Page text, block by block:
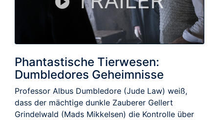
Phantastische Tierwesen:
Dumbledores Geheimnisse
Professor Albus Dumbledore (Jude Law) weiß,
dass der mächtige dunkle Zauberer Gellert
Grindelwald (Mads Mikkelsen) die Kontrolle über